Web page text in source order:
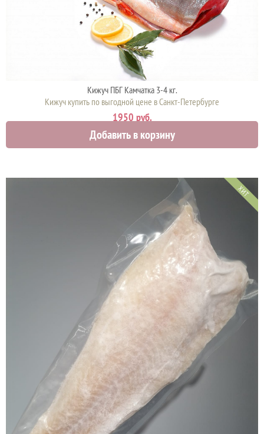
Кижуч ПБГ Камчатка 3-4 кг.
Кижуч купить по выгодной цене в Санкт-Петербурге
1950 руб.
Добавить в корзину
ХИТ